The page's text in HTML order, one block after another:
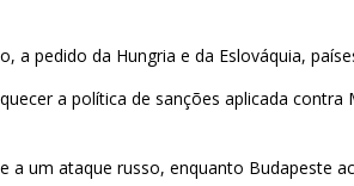
pedido da Hungria e da Eslováquia,
a política de sanções aplicada contra
um ataque russo, enquanto Budapeste